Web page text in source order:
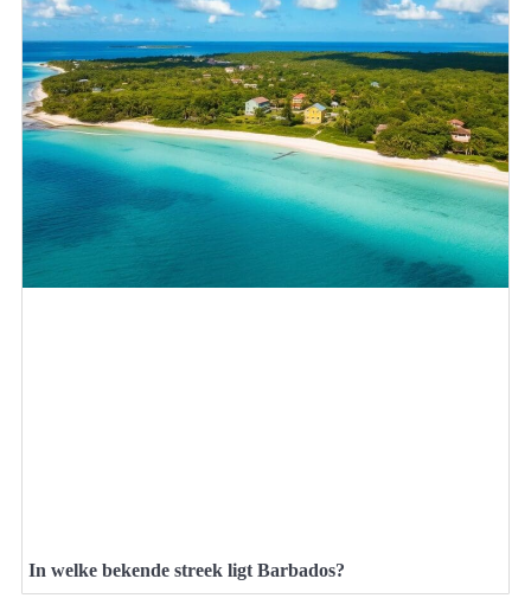
In welke bekende streek ligt Barbados?